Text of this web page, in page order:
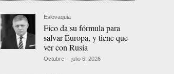
Eslovaquia
Fico da su fórmula para
salvar Europa, y tiene que
ver con Rusia
Octubre - julio 6, 2026